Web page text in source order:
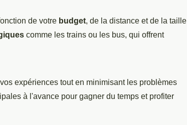
de votre budget, de la distance et de la taille
comme les trains ou les bus, qui offrent
expériences tout en minimisant les problèmes
à l'avance pour gagner du temps et profiter